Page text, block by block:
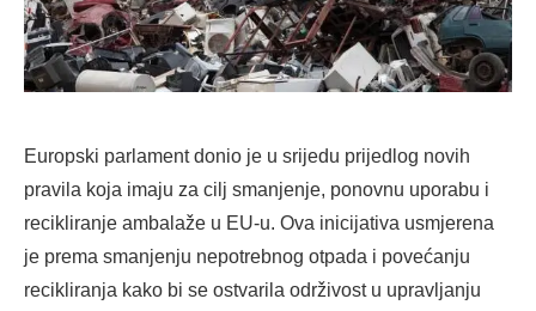
Europski parlament donio je u srijedu prijedlog novih
pravila koja imaju za cilj smanjenje, ponovnu uporabu i
recikliranje ambalaže u EU-u. Ova inicijativa usmjerena
je prema smanjenju nepotrebnog otpada i povećanju
recikliranja kako bi se ostvarila održivost u upravljanju